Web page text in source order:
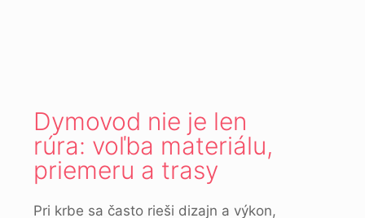
Dymovod nie je len
rúra: voľba materiálu,
priemeru a trasy
Pri krbe sa často rieši dizajn a výkon,